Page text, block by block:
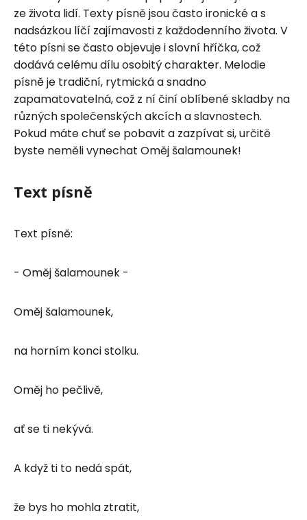
ze života lidí. Texty písně jsou často ironické a s
nadsázkou líčí zajímavosti z každodenního života. V
této písni se často objevuje i slovní hříčka, což
dodává celému dílu osobitý charakter. Melodie
písně je tradiční, rytmická a snadno
zapamatovatelná, což z ní činí oblíbené skladby na
různých společenských akcích a slavnostech.
Pokud máte chuť se pobavit a zazpívat si, určitě
byste neměli vynechat Oměj šalamounek!
Text písně
Text písně:
- Oměj šalamounek -
Oměj šalamounek,
na horním konci stolku.
Oměj ho pečlivě,
ať se ti nekývá.
A když ti to nedá spát,
že bys ho mohla ztratit,